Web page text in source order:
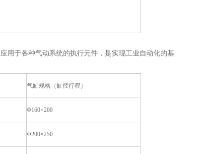
用于各种气动系统的执行元件，是实现工业自动化的基
气缸规格（缸径行程）
Φ160×200
Φ200×250